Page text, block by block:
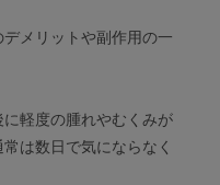
メリットや副作用の一
軽度の腫れやむくみが
は数日で気にならなく